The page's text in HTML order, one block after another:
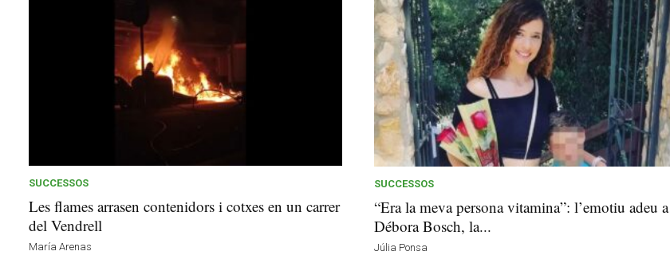
SUCCESSOS
Les flames arrasen contenidors i cotxes en un carrer
del Vendrell
María Arenas
SUCCESSOS
“Era la meva persona vitamina”: l’emotiu adeu a
Débora Bosch, la...
Júlia Ponsa